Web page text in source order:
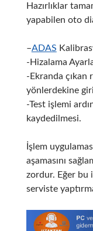
Hazırlıklar
yapabilen oto
–ADAS
-Hizalama
-Ekranda çıkan
yönlerdekine
-Test işlemi
kaydedilmesi.
İşlem
aşamasını
zordur. Eğer bu
serviste